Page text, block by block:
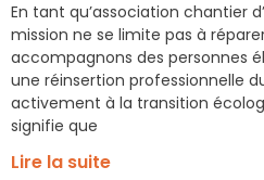
En tant qu’association chantier
mission ne se limite pas à
accompagnons des personnes
une réinsertion professionnelle
activement à la transition
signifie que
Lire la suite